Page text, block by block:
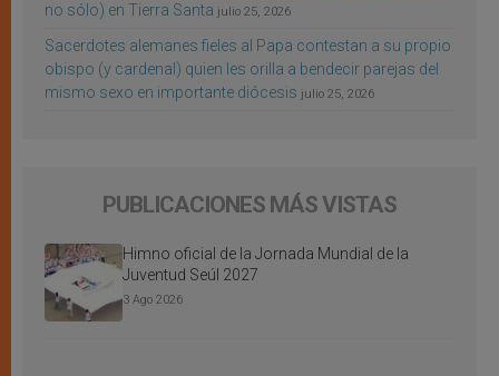
no sólo) en Tierra Santa julio 25, 2026
Sacerdotes alemanes fieles al Papa contestan a su propio
obispo (y cardenal) quien les orilla a bendecir parejas del
mismo sexo en importante diócesis julio 25, 2026
PUBLICACIONES MÁS VISTAS
Himno oficial de la Jornada Mundial de la
Juventud Seúl 2027
3 Ago 2026